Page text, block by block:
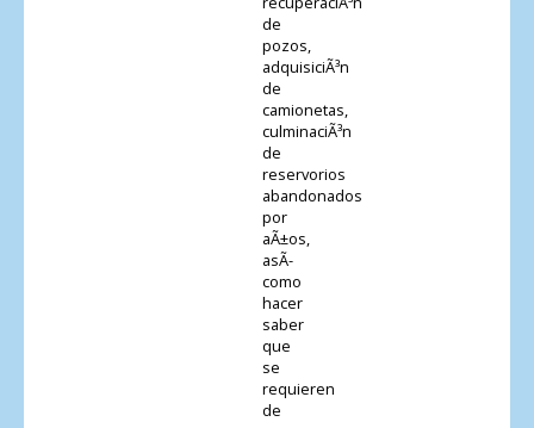
de
pozos,
adquisiciÃ³n
de
camionetas,
culminaciÃ³n
de
reservorios
abandonados
por
aÃ±os,
asÃ­
como
hacer
saber
que
se
requieren
de